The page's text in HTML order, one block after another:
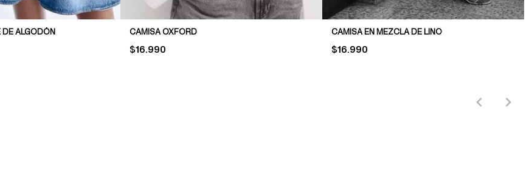
ALGODÓN CAMISA OXFORD
PRICE:
$16.990
CAMISA EN MEZCLA DE LINO
PRICE:
$16.990